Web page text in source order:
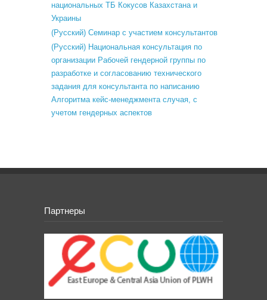
национальных ТБ Кокусов Казахстана и
Украины
(Русский) Семинар с участием консультантов
(Русский) Национальная консультация по
организации Рабочей гендерной группы по
разработке и согласованию технического
задания для консультанта по написанию
Алгоритма кейс-менеджмента случая, с
учетом гендерных аспектов
Партнеры